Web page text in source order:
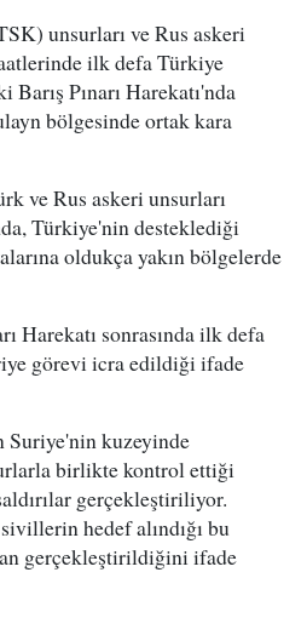
unsurları ve Rus askeri
ilk defa Türkiye
Pınarı Harekatı'nda
bölgesinde ortak kara
ve Rus askeri unsurları
Türkiye'nin desteklediği
oldukça yakın bölgelerde
Harekatı sonrasında ilk defa
görevi icra edildiği ifade
Suriye'nin kuzeyinde
birlikte kontrol ettiği
gerçekleştiriliyor.
hedef alındığı bu
gerçekleştirildiğini ifade